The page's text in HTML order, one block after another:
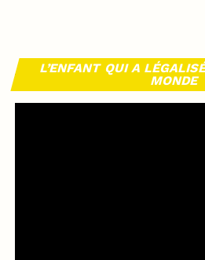
L’ENFANT QUI A
MONDE